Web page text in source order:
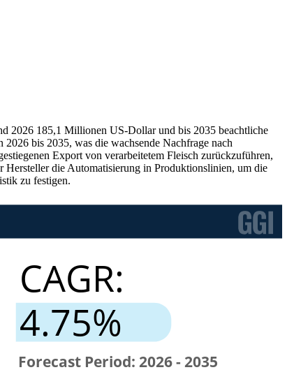
2026 185,1 Millionen US-Dollar und bis 2035 beachtliche
bis 2035, was die wachsende Nachfrage nach
Export von verarbeitetem Fleisch zurückzuführen,
die Automatisierung in Produktionslinien, um die
zu festigen.